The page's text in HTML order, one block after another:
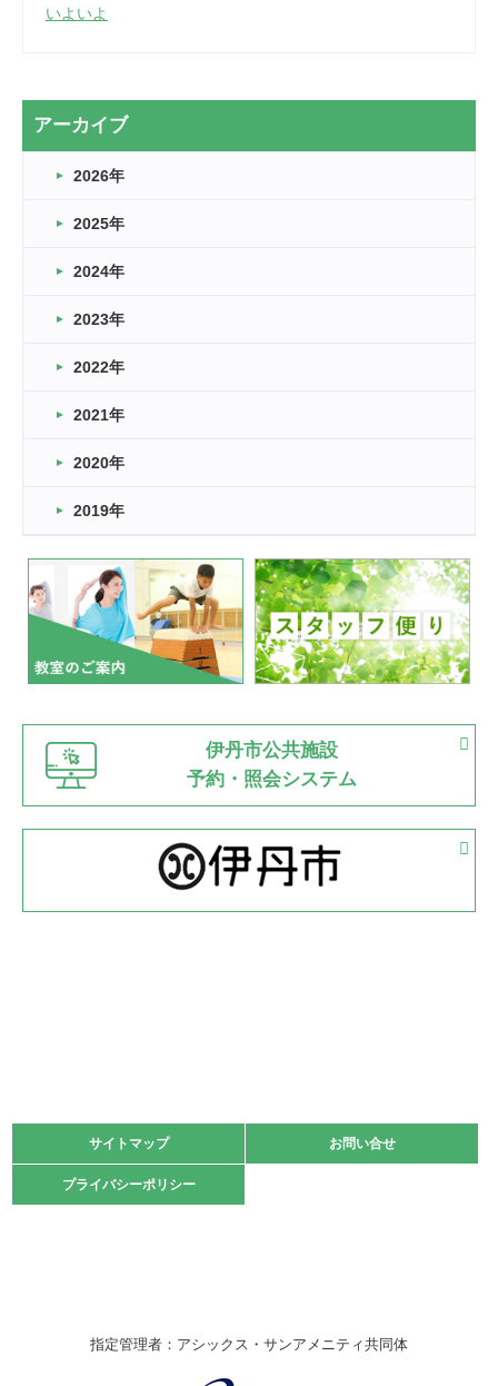
いよいよ
2026.03.20
なぎなた
2026.03.16
車いすバスケとRくんのお話
卒業・卒園の季節★
2026.03.11
緑ケ丘体育館
2022.11.03
緑ケ丘体育館
いたっぼーる大会☆彡
緑ケ丘体育館
2022.07.03
市内総合体育大会が開始
緑ケ丘体育館 猪名川運動広場
古池運動広場
2022.06.12
県知事杯争奪バレーボール大会が開催
緑ケ丘体育館
2022.05.05
体育協会長杯 バドミントン競技の部
2022.05.22
緑ケ丘体育館
2021.10.23
卓球選手権大会ラージボールの部開催☆
伊丹市総合体育大会 バレーボール大会が開催されました
アーカイブ
2026年
2025年
2024年
2023年
2022年
2021年
2020年
2019年
伊丹市公共施設
予約・照会システム
サイトマップ お問い合せ
プライバシーポリシー
サイトマップ お問い合せ
プライバシーポリシー
指定管理者：アシックス・サンアメニティ共同体